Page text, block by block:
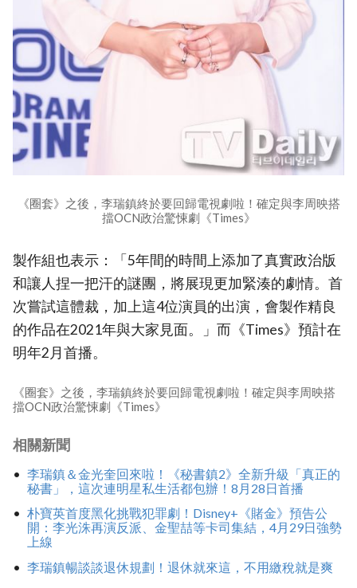
《圈套》之後，李瑞鎮終於要回歸電視劇啦！確定與李周映搭
擋OCN政治驚悚劇《Times》
製作組也表示：「5年間的時間上添加了真實政治版
和讓人捏一把汗的謎團，將展現更加緊湊的劇情。首
次嘗試這體裁，加上這4位演員的出演，會製作精良
的作品在2021年與大家見面。」而《Times》預計在
明年2月首播。
《圈套》之後，李瑞鎮終於要回歸電視劇啦！確定與李周映搭
擋OCN政治驚悚劇《Times》
相關新聞
李瑞鎮＆金光奎回來啦！《秘書鎮2》全新升級「真正的
秘書」，這次連明星私生活都包辦！8月28日首播
朴寶英首度黑化挑戰犯罪劇！Disney+《賭金》預告公
開：李光洙再演反派、金聖喆等卡司集結，4月29日強勢
上線
李瑞鎮暢談談退休規劃！退休就來這，不用繳稅就是爽